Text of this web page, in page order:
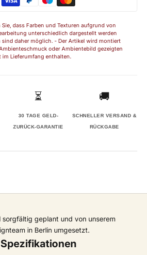
Sie, dass Farben und Texturen aufgrund von
unterschiedlich dargestellt werden
daher möglich. - Der Artikel wird montiert
oder Ambientebild gezeigten
Lieferumfang enthalten.
⏳
30 TAGE GELD-
ZURÜCK-GARANTIE
🚚
SCHNELLER VERSAND &
RÜCKGABE
sorgfältig geplant und von unserem
in Berlin umgesetzt.
Spezifikationen